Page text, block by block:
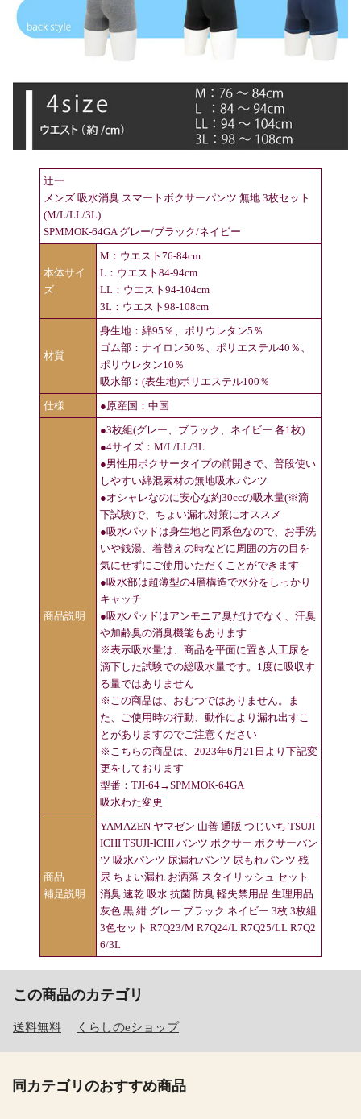
辻一
メンズ 吸水消臭 スマートボクサーパンツ 無地 3枚セット
(M/L/LL/3L)
SPMMOK-64GA グレー/ブラック/ネイビー
本体サイ
ズ
M：ウエスト76-84cm
L：ウエスト84-94cm
LL：ウエスト94-104cm
3L：ウエスト98-108cm
材質
身生地：綿95％、ポリウレタン5％
ゴム部：ナイロン50％、ポリエステル40％、
ポリウレタン10％
吸水部：(表生地)ポリエステル100％
仕様
●原産国：中国
商品説明
●3枚組(グレー、ブラック、ネイビー 各1枚)
●4サイズ：M/L/LL/3L
●男性用ボクサータイプの前開きで、普段使い
しやすい綿混素材の無地吸水パンツ
●オシャレなのに安心な約30ccの吸水量(※滴
下試験)で、ちょい漏れ対策にオススメ
●吸水パッドは身生地と同系色なので、お手洗
いや銭湯、着替えの時などに周囲の方の目を
気にせずにご使用いただくことができます
●吸水部は超薄型の4層構造で水分をしっかり
キャッチ
●吸水パッドはアンモニア臭だけでなく、汗臭
や加齢臭の消臭機能もあります
※表示吸水量は、商品を平面に置き人工尿を
滴下した試験での総吸水量です。1度に吸収す
る量ではありません
※この商品は、おむつではありません。ま
た、ご使用時の行動、動作により漏れ出すこ
とがありますのでご注意ください
※こちらの商品は、2023年6月21日より下記変
更をしております
型番：TJI-64→SPMMOK-64GA
吸水わた変更
商品
補足説明
YAMAZEN ヤマゼン 山善 通販 つじいち TSUJI
ICHI TSUJI-ICHI パンツ ボクサー ボクサーパン
ツ 吸水パンツ 尿漏れパンツ 尿もれパンツ 残
尿 ちょい漏れ お洒落 スタイリッシュ セット
消臭 速乾 吸水 抗菌 防臭 軽失禁用品 生理用品
灰色 黒 紺 グレー ブラック ネイビー 3枚 3枚組
3色セット R7Q23/M R7Q24/L R7Q25/LL R7Q2
6/3L
この商品のカテゴリ
送料無料 くらしのeショップ
同カテゴリのおすすめ商品